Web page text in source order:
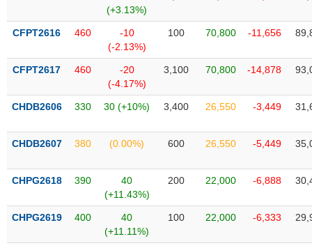
(+3.13%)
CFPT2616 460
-10
(-2.13%)
100 70,800 -11,656
CFPT2617 460
-20
(-4.17%)
3,100 70,800 -14,878
CHDB2606 330 30 (+10%) 3,400 26,550 -3,449
CHDB2607 380 (0.00%) 600 26,550 -5,449
CHPG2618 390
40
(+11.43%)
200 22,000 -6,888
CHPG2619 400
40
(+11.11%)
100 22,000 -6,333
THIẾT
YẾU
CHĂM
SỨC
TÀI